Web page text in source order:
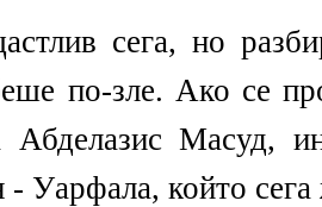
сега, но
по-зле. Ако се
Абделазис Масуд,
Уарфала, който